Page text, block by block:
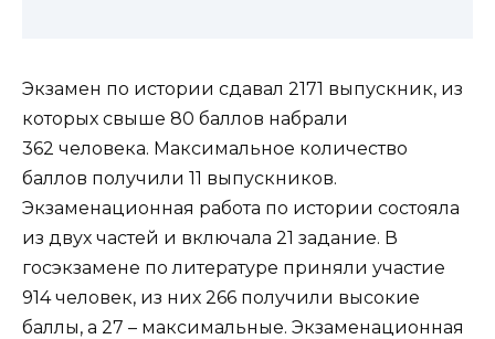
Экзамен по истории сдавал 2171 выпускник, из
которых свыше 80 баллов набрали
362 человека. Максимальное количество
баллов получили 11 выпускников.
Экзаменационная работа по истории состояла
из двух частей и включала 21 задание. В
госэкзамене по литературе приняли участие
914 человек, из них 266 получили высокие
баллы, а 27 – максимальные. Экзаменационная